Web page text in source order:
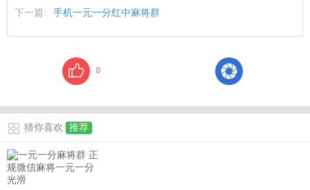
下一篇: 手机一元一分红中麻将群
0
猜你喜欢 推荐